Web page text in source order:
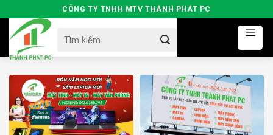
to
content
CÔNG TY TNHH MTV THÀNH PHÁT PC
for: